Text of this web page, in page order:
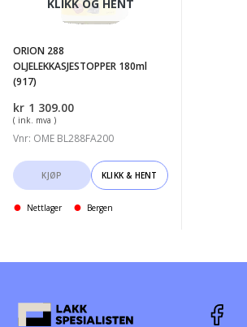
KLIKK OG HENT
ORION 288
OLJELEKKASJESTOPPER 180ml
(917)
kr 1 309.00
( ink. mva )
Vnr: OME BL288FA200
KJØP KLIKK & HENT
Nettlager Bergen